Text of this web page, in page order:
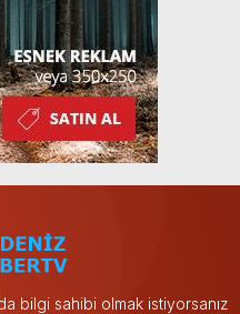
bilgi sahibi olmak istiyorsanız